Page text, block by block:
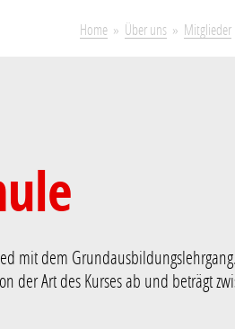
Home Über uns Mitglieder
mit dem
der Art des Kurses ab und beträgt